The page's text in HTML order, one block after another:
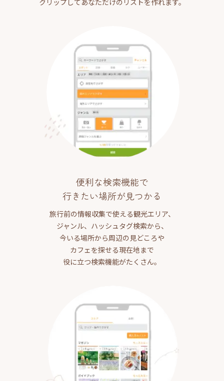
クリップしてあなただけのリストを作れます。
便利な検索機能で
行きたい場所が見つかる
旅行前の情報収集で使える観光エリア、
ジャンル、ハッシュタグ検索から、
今いる場所から周辺の見どころや
カフェを探せる現在地まで
役に立つ検索機能がたくさん。